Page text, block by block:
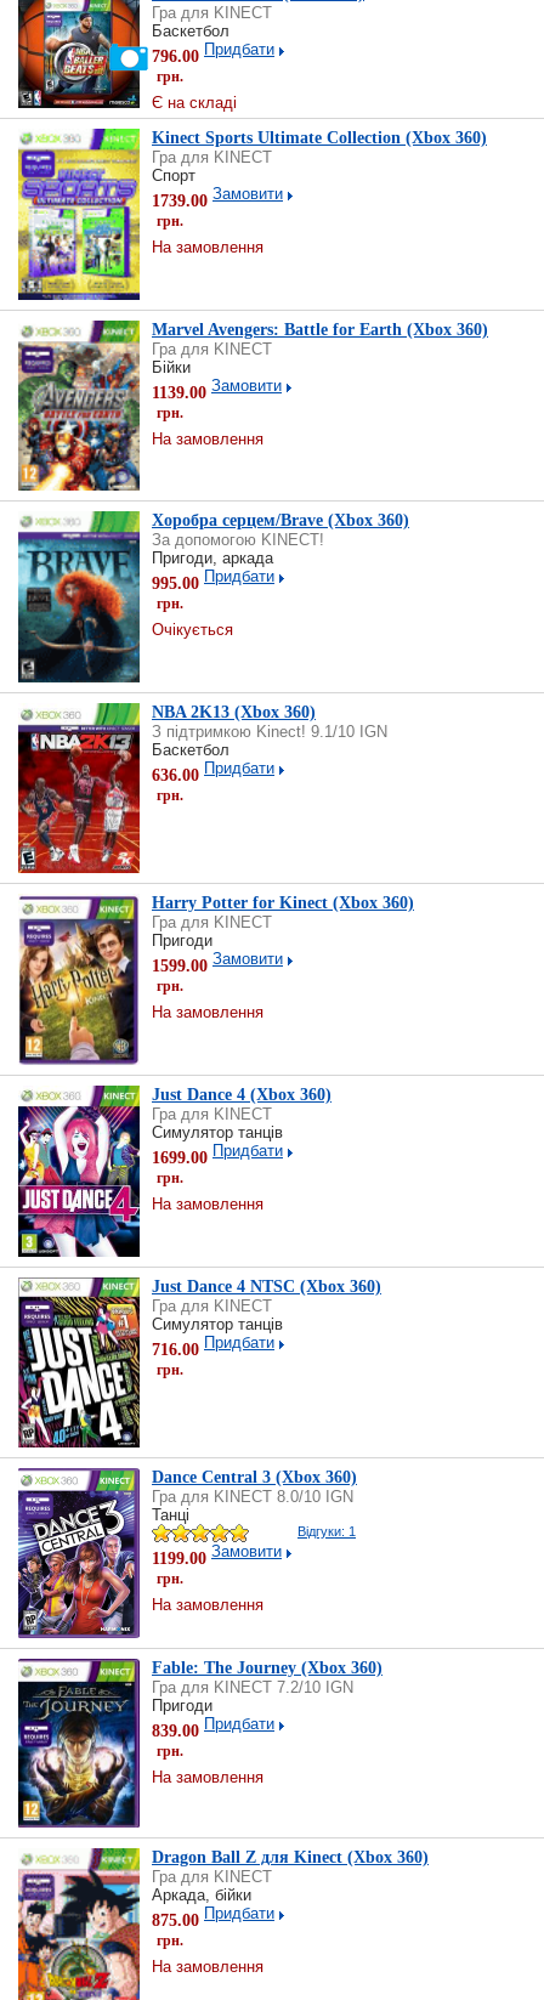
Гра для KINECT
Баскетбол
796.00
грн.
Придбати
Є на складі
Kinect Sports Ultimate Collection (Xbox 360)
Гра для KINECT
Спорт
1739.00
грн.
Замовити
На замовлення
Marvel Avengers: Battle for Earth (Xbox 360)
Гра для KINECT
Бійки
1139.00
грн.
Замовити
На замовлення
Хоробра серцем/Brave (Xbox 360)
За допомогою KINECT!
Пригоди, аркада
995.00
грн.
Придбати
Очікується
NBA 2K13 (Xbox 360)
З підтримкою Kinect! 9.1/10 IGN
Баскетбол
636.00
грн.
Придбати
Harry Potter for Kinect (Xbox 360)
Гра для KINECT
Пригоди
1599.00
грн.
Замовити
На замовлення
Just Dance 4 (Xbox 360)
Гра для KINECT
Симулятор танців
1699.00
грн.
Придбати
На замовлення
Just Dance 4 NTSC (Xbox 360)
Гра для KINECT
Симулятор танців
716.00
грн.
Придбати
Dance Central 3 (Xbox 360)
Гра для KINECT 8.0/10 IGN
Танці
Відгуки: 1
1199.00
грн.
Замовити
На замовлення
Fable: The Journey (Xbox 360)
Гра для KINECT 7.2/10 IGN
Пригоди
839.00
грн.
Придбати
На замовлення
Dragon Ball Z для Kinect (Xbox 360)
Гра для KINECT
Аркада, бійки
875.00
грн.
Придбати
На замовлення